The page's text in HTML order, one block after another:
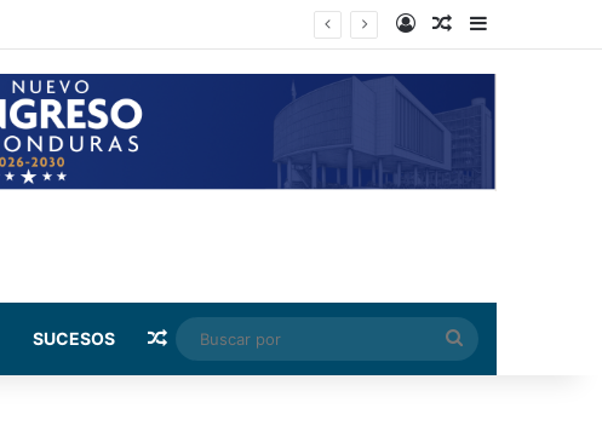
Log InRandom Article
Sidebar
SUCESOS Random Article
Buscar
por